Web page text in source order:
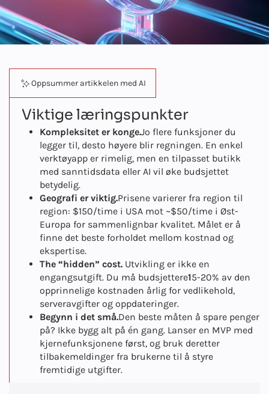
Oppsummer artikkelen med AI
Viktige læringspunkter
Kompleksitet er konge.Jo flere funksjoner du
legger til, desto høyere blir regningen. En enkel
verktøyapp er rimelig, men en tilpasset butikk
med sanntidsdata eller AI vil øke budsjettet
betydelig.
Geografi er viktig.Prisene varierer fra region til
region: $150/time i USA mot ~$50/time i Øst-
Europa for sammenlignbar kvalitet. Målet er å
finne det beste forholdet mellom kostnad og
ekspertise.
The “hidden” cost. Utvikling er ikke en
engangsutgift. Du må budsjettere15-20% av den
opprinnelige kostnaden årlig for vedlikehold,
serveravgifter og oppdateringer.
Begynn i det små.Den beste måten å spare penger
på? Ikke bygg alt på én gang. Lanser en MVP med
kjernefunksjonene først, og bruk deretter
tilbakemeldinger fra brukerne til å styre
fremtidige utgifter.